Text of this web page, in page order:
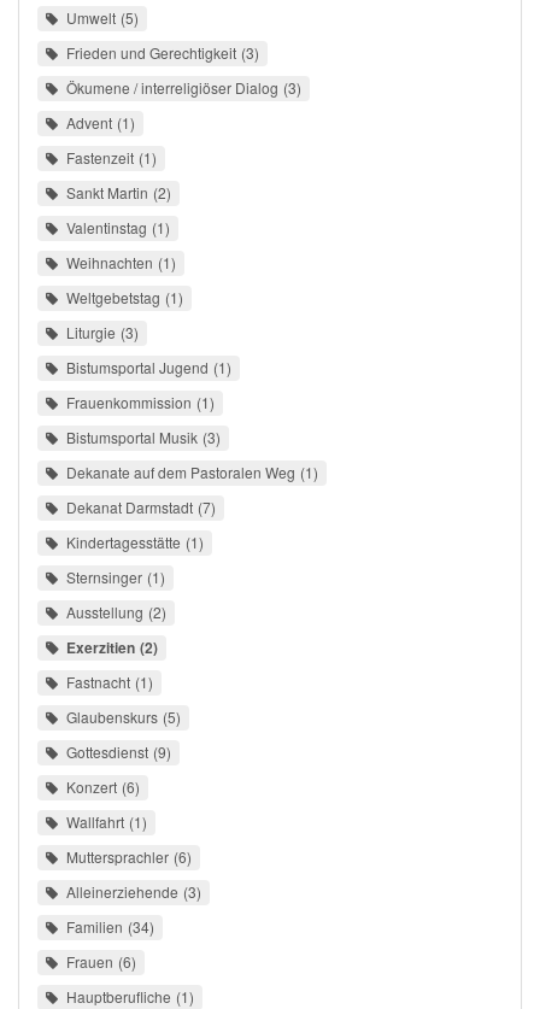
Umwelt 5
Frieden und Gerechtigkeit 3
Ökumene / interreligiöser Dialog 3
Advent 1
Fastenzeit 1
Sankt Martin 2
Valentinstag 1
Weihnachten 1
Weltgebetstag 1
Liturgie 3
Bistumsportal Jugend 1
Frauenkommission 1
Bistumsportal Musik 3
Dekanate auf dem Pastoralen Weg 1
Dekanat Darmstadt 7
Kindertagesstätte 1
Sternsinger 1
Ausstellung 2
Exerzitien 2
Fastnacht 1
Glaubenskurs 5
Gottesdienst 9
Konzert 6
Wallfahrt 1
Muttersprachler 6
Alleinerziehende 3
Familien 34
Frauen 6
Hauptberufliche 1